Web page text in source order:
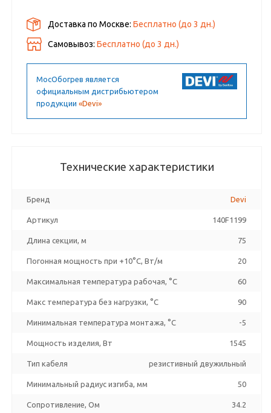
Доставка по Москве:Бесплатно (до3 дн.)
Самовывоз:Бесплатно (до3 дн.)
МосОбогрев является
официальным дистрибьютером
продукции«Devi»
Технические характеристики
Бренд Devi
Артикул 140F1199
Длина секции, м 75
Погонная мощность при +10°С, Вт/м 20
Максимальная температура рабочая, °C 60
Макс температура без нагрузки, °C 90
Минимальная температура монтажа, °C -5
Мощность изделия, Вт 1545
Тип кабеля резистивный двужильный
Минимальный радиус изгиба, мм 50
Сопротивление, Ом 34.2